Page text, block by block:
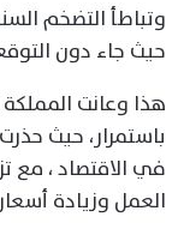
وتباطأ التضخم
حيث جاء دون التوقعات
هذا وعانت
باستمرار، حيث
في الاقتصاد ، مع
العمل وزيادة